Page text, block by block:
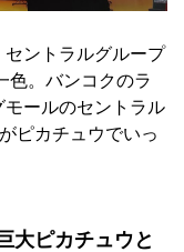
セントラルグループ
色。バンコクのラ
ールのセントラル
ピカチュウでいっ
大ピカチュウと